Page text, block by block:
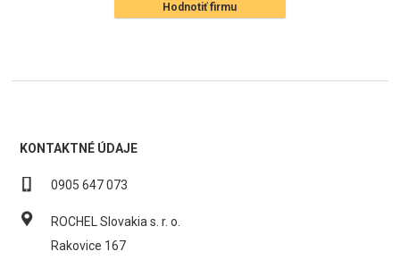
Hodnotiť firmu
KONTAKTNÉ ÚDAJE
0905 647 073
ROCHEL Slovakia s. r. o.
Rakovice 167